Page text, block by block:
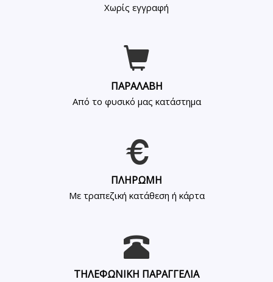
Χωρίς εγγραφή
ΠΑΡΑΛΑΒΗ
Από το φυσικό μας κατάστημα
ΠΛΗΡΩΜΗ
Με τραπεζική κατάθεση ή κάρτα
ΤΗΛΕΦΩΝΙΚΗ ΠΑΡΑΓΓΕΛΙΑ